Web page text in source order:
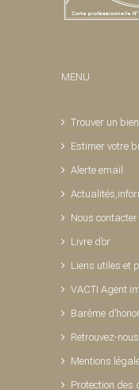
MENU
Trouver un bien
Estimer votre
Alerte email
Nous contacter
Livre d’or
Liens utiles et
VACTI Agent
Barème
Retrouvez-
Mentions
Protection des